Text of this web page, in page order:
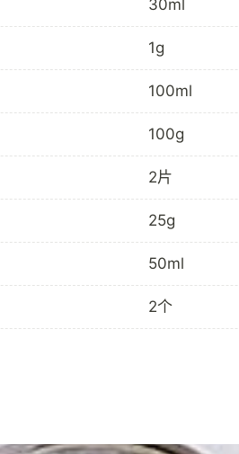
30ml
1g
100ml
100g
2片
25g
50ml
2个